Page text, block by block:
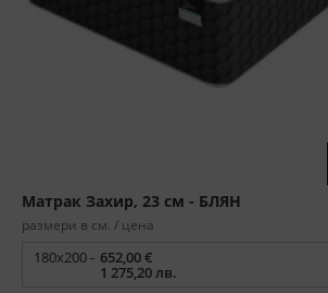
Матрак Захир, 23 см - БЛЯН
размери в см. / цена
180x200 - 652,00 €
1 275,20 лв.